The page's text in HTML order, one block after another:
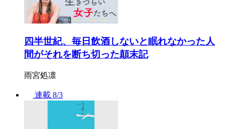
四半世紀、毎日飲酒しないと眠れなかった人
間がそれを断ち切った顛末記
雨宮処凛
連載 8/3